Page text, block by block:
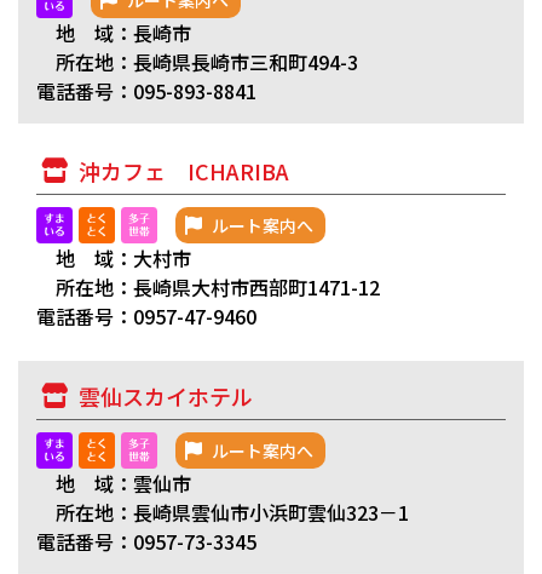
地 域：長崎市
所在地：長崎県長崎市三和町494-3
電話番号：095-893-8841
沖カフェ ICHARIBA
ルート案内へ
地 域：大村市
所在地：長崎県大村市西部町1471-12
電話番号：0957-47-9460
雲仙スカイホテル
ルート案内へ
地 域：雲仙市
所在地：長崎県雲仙市小浜町雲仙323－1
電話番号：0957-73-3345